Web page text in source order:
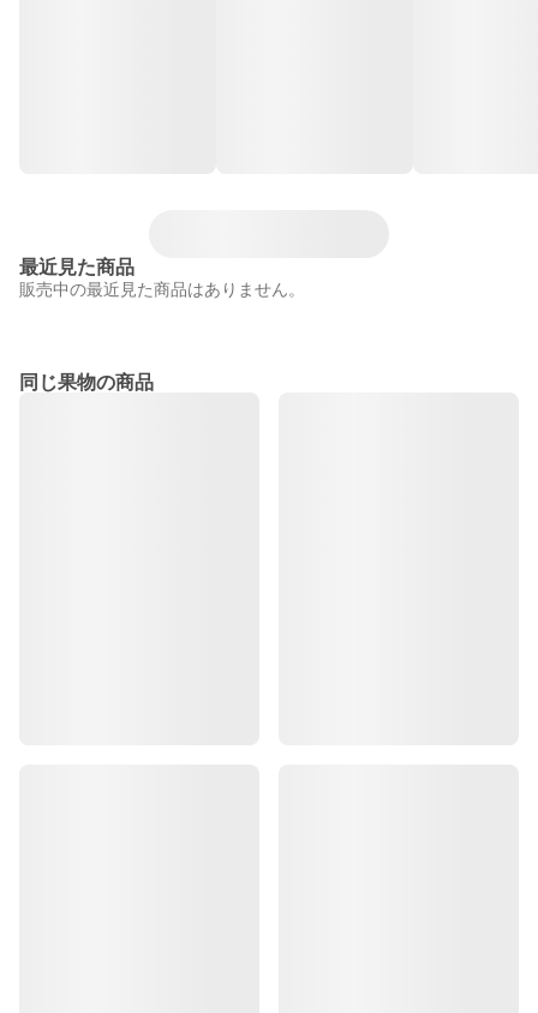
最近見た商品
販売中の最近見た商品はありません。
同じ果物の商品